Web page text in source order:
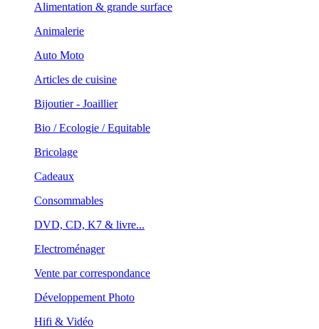
Alimentation & grande surface
Animalerie
Auto Moto
Articles de cuisine
Bijoutier - Joaillier
Bio / Ecologie / Equitable
Bricolage
Cadeaux
Consommables
DVD, CD, K7 & livre...
Electroménager
Vente par correspondance
Développement Photo
Hifi & Vidéo